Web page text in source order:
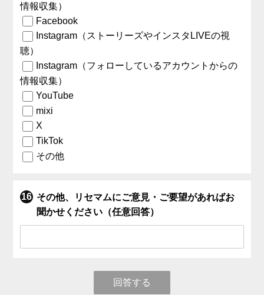
情報収集）
Facebook
Instagram（ストーリーズやインスタLIVEの視
聴）
Instagram（フォローしているアカウントからの
情報収集）
YouTube
mixi
X
TikTok
その他
その他、リセマムにご意見・ご要望があればお
聞かせください（任意回答）
回答する